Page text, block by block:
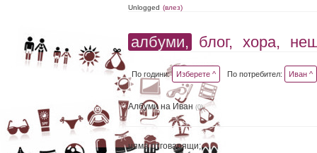
Unlogged (влез)
албуми, блог, хора,
По години: Изберете ^ По потребител: Иван ^
Албуми на Иван(0)
няма отговарящи;